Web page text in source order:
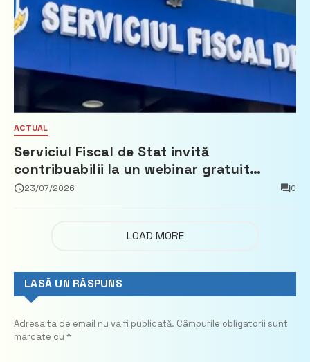
ACTUAL
Serviciul Fiscal de Stat invită
contribuabilii la un webinar gratuit
privind calculul impozitului pe bunurile
23/07/2026 0
LOAD MORE
LASĂ UN RĂSPUNS
Adresa ta de email nu va fi publicată. Câmpurile obligatorii sunt
marcate cu *